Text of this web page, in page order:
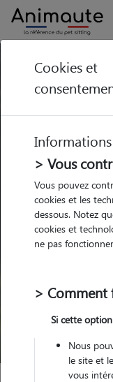
Trouvez
Garde
chez le Pet
Garde
chez le Pet
Cookies et
> Vous
Vous pouvez
cookies et les
dessous. Notez
cookies et
ne pas
> Comment
Si cette
Nous
le site et
vous